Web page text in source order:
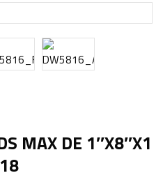
MAX DE 1″X8″X1